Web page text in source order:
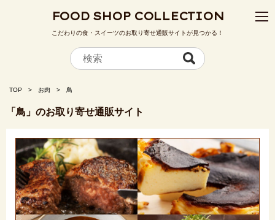
FOOD SHOP COLLECTION
こだわりの食・スイーツのお取り寄せ通販サイトが見つかる！
TOP お肉 鳥
「鳥」のお取り寄せ通販サイト